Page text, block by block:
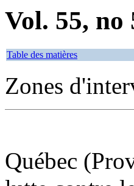
Vol. 55, no
Table des matières
Zones
Québec